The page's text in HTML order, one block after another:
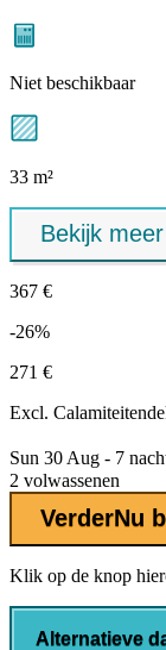
Niet beschikbaar
33 m²
Bekijk
367 €
-26%
271 €
Excl.
Sun 30 Aug - 7
2 volwassenen
VerderNu
Klik op de knop
Alternatieve